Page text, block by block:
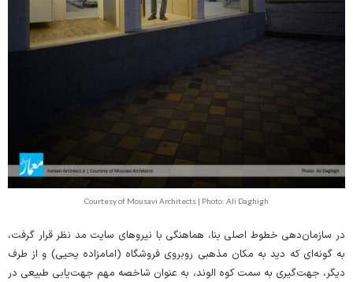
Courtesy of Mousavi Architects | Photo: Ali Daghigh
در سازمان‌دهی خطوط اصلی بنا، هماهنگی با نیروهای سایت مد نظر قرار گرفت،
به گونه‌ای که دید به مکان مذهبی روبروی فروشگاه (امامزاده یحیی) و از طرف
دیگر، جهت‌گیری به سمت کوه الوند، به عنوان شاخصه مهم جهت‌یابی طبیعی در